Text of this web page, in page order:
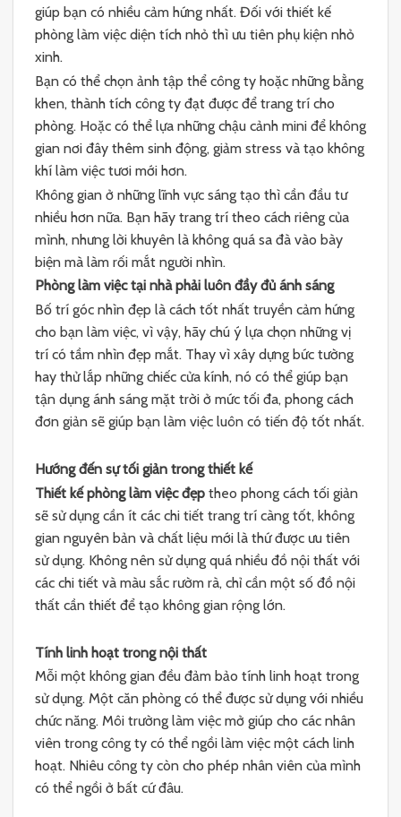
giúp bạn có nhiều cảm hứng nhất. Đối với thiết kế
phòng làm việc diện tích nhỏ thì ưu tiên phụ kiện nhỏ
xinh.
Bạn có thể chọn ảnh tập thể công ty hoặc những bằng
khen, thành tích công ty đạt được để trang trí cho
phòng. Hoặc có thể lựa những chậu cảnh mini để không
gian nơi đây thêm sinh động, giảm stress và tạo không
khí làm việc tươi mới hơn.
Không gian ở những lĩnh vực sáng tạo thì cần đầu tư
nhiều hơn nữa. Bạn hãy trang trí theo cách riêng của
mình, nhưng lời khuyên là không quá sa đà vào bày
biện mà làm rối mắt người nhìn.
Phòng làm việc tại nhà phải luôn đầy đủ ánh sáng
Bố trí góc nhìn đẹp là cách tốt nhất truyền cảm hứng
cho bạn làm việc, vì vậy, hãy chú ý lựa chọn những vị
trí có tầm nhìn đẹp mắt. Thay vì xây dựng bức tường
hay thử lắp những chiếc cửa kính, nó có thể giúp bạn
tận dụng ánh sáng mặt trời ở mức tối đa, phong cách
đơn giản sẽ giúp bạn làm việc luôn có tiến độ tốt nhất.
Hướng đến sự tối giản trong thiết kế
Thiết kế phòng làm việc đẹp theo phong cách tối giản
sẽ sử dụng cần ít các chi tiết trang trí càng tốt, không
gian nguyên bản và chất liệu mới là thứ được ưu tiên
sử dụng. Không nên sử dụng quá nhiều đồ nội thất với
các chi tiết và màu sắc rườm rà, chỉ cần một số đồ nội
thất cần thiết để tạo không gian rộng lớn.
Tính linh hoạt trong nội thất
Mỗi một không gian đều đảm bảo tính linh hoạt trong
sử dụng. Một căn phòng có thể được sử dụng với nhiều
chức năng. Môi trường làm việc mở giúp cho các nhân
viên trong công ty có thể ngồi làm việc một cách linh
hoạt. Nhiêu công ty còn cho phép nhân viên của mình
có thể ngồi ở bất cứ đâu.